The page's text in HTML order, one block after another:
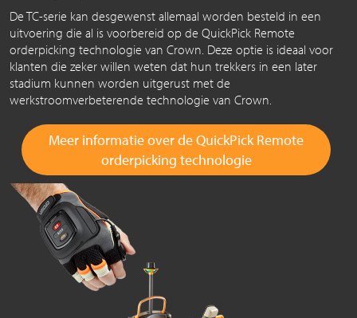
De TC-serie kan desgewenst allemaal worden besteld in een
uitvoering die al is voorbereid op de QuickPick Remote
orderpicking technologie van Crown. Deze optie is ideaal voor
klanten die zeker willen weten dat hun trekkers in een later
stadium kunnen worden uitgerust met de
werkstroomverbeterende technologie van Crown.
Meer informatie over de QuickPick Remote
orderpicking technologie